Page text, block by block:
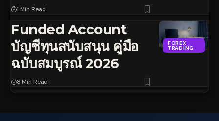
1 Min Read
FOREX
TRADING
Funded Account
บัญชีทุนสนับสนุน คู่มือ
ฉบับสมบูรณ์ 2026
8 Min Read